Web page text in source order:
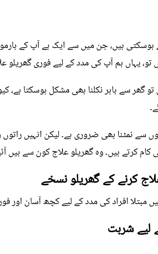
ہیں، جن میں سے ایک ہے آپ کے
یہاں ہم آپ کی مدد کے لیے فوری
تو گھر سے باہر نکلنا بھی مشکل ہوسکتا
سے نمٹنا بھی ضروری ہے۔ لیکن انہیں
کرتے ہیں۔ وہ گھریلو علاج کون سے ہیں
کرنے کے گھریلو نسخے
مبتلا افراد کی مدد کے لیے کچھ آسان اور
لیے شربت